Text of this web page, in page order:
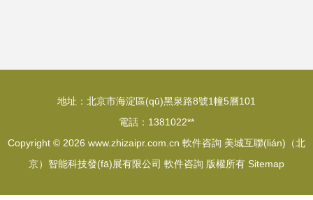
地址：北京市海淀區(qū)黑泉路8號1幢5層101
電話：1381022**
Copyright © 2026 www.zhizaipr.com.cn 軟件咨詢 美城互聯(lián)（北
京）智能科技發(fā)展有限公司 軟件咨詢 版權所有 Sitemap